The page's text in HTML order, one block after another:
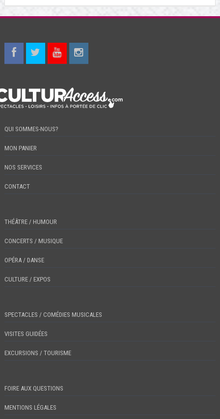
QUI SOMMES-NOUS?
MON PANIER
NOS SERVICES
CONTACT
THÉÂTRE / HUMOUR
CONCERTS / MUSIQUE
OPÉRA / DANSE
CULTURE / EXPOS
SPECTACLES / COMÉDIES MUSICALES
VISITES GUIDÉES
EXCURSIONS / TOURISME
FOIRE AUX QUESTIONS
MENTIONS LÉGALES